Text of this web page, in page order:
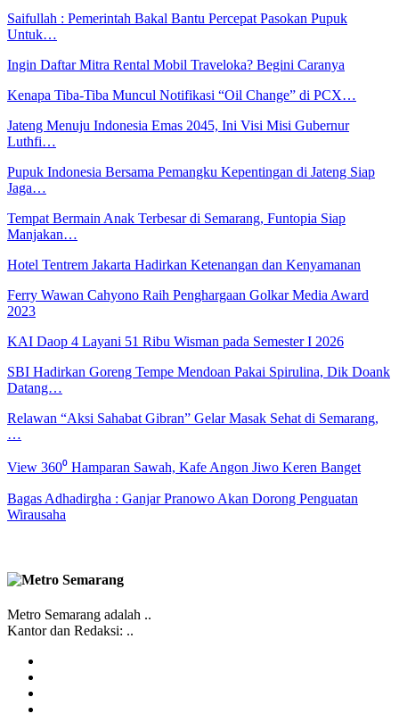
Saifullah : Pemerintah Bakal Bantu Percepat Pasokan Pupuk
Untuk…
Ingin Daftar Mitra Rental Mobil Traveloka? Begini Caranya
Kenapa Tiba-Tiba Muncul Notifikasi “Oil Change” di PCX…
Jateng Menuju Indonesia Emas 2045, Ini Visi Misi Gubernur
Luthfi…
Pupuk Indonesia Bersama Pemangku Kepentingan di Jateng Siap
Jaga…
Tempat Bermain Anak Terbesar di Semarang, Funtopia Siap
Manjakan…
Hotel Tentrem Jakarta Hadirkan Ketenangan dan Kenyamanan
Ferry Wawan Cahyono Raih Penghargaan Golkar Media Award
2023
KAI Daop 4 Layani 51 Ribu Wisman pada Semester I 2026
SBI Hadirkan Goreng Tempe Mendoan Pakai Spirulina, Dik Doank
Datang…
Relawan “Aksi Sahabat Gibran” Gelar Masak Sehat di Semarang,
…
View 360⁰ Hamparan Sawah, Kafe Angon Jiwo Keren Banget
Bagas Adhadirgha : Ganjar Pranowo Akan Dorong Penguatan
Wirausaha
Metro Semarang adalah ..
Kantor dan Redaksi: ..